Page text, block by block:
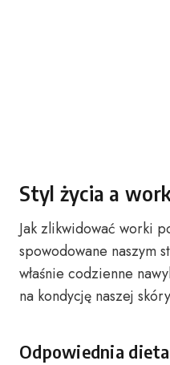
Styl życia a
Jak zlikwidować worki
spowodowane naszym
właśnie codzienne
na kondycję naszej
Odpowiednia